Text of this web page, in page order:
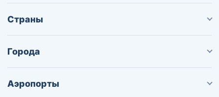
Страны
Города
Аэропорты